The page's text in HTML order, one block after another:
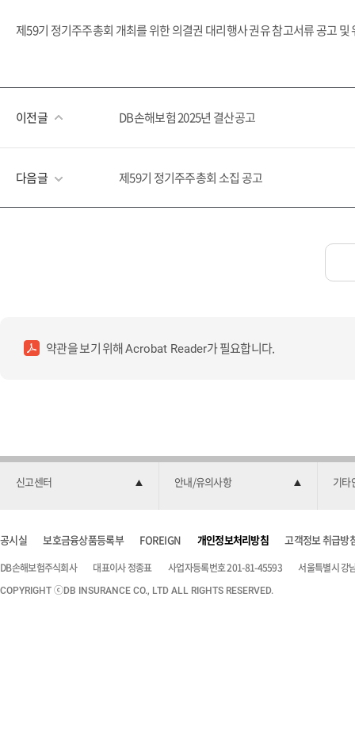
제59기 정기주주총회 개최를 위한 의결권 대리행사 권유 참고서류 공고 및
이전글 DB손해보험 2025년 결산공고
다음글 제59기 정기주주총회 소집 공고
약관을 보기 위해Acrobat Reader가 필요합니다.
신고센터 안내/유의사항 기타
공시실 보호금융상품등록부 FOREIGN 개인정보처리방침 고객정보 취급방
DB손해보험주식회사 대표이사 정종표 사업자등록번호 201-81-45593 서울특별시 강
COPYRIGHT ⓒDB INSURANCE CO., LTD ALL RIGHTS RESERVED.